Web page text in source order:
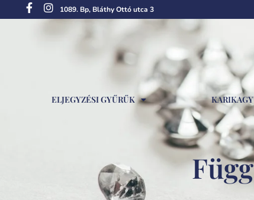
1089. Bp, Bláthy Ottó utca 3
ELJEGYZÉSI GYŰRŰK